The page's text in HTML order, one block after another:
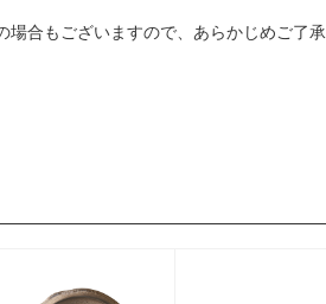
場合もございますので、あらかじめご了承